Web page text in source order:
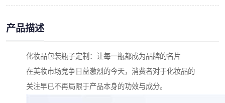
产品描述
化妆品包装瓶子定制：让每一瓶都成为品牌的名片
在美妆市场竞争日益激烈的今天，消费者对于化妆品的
关注早已不再局限于产品本身的功效与成分。